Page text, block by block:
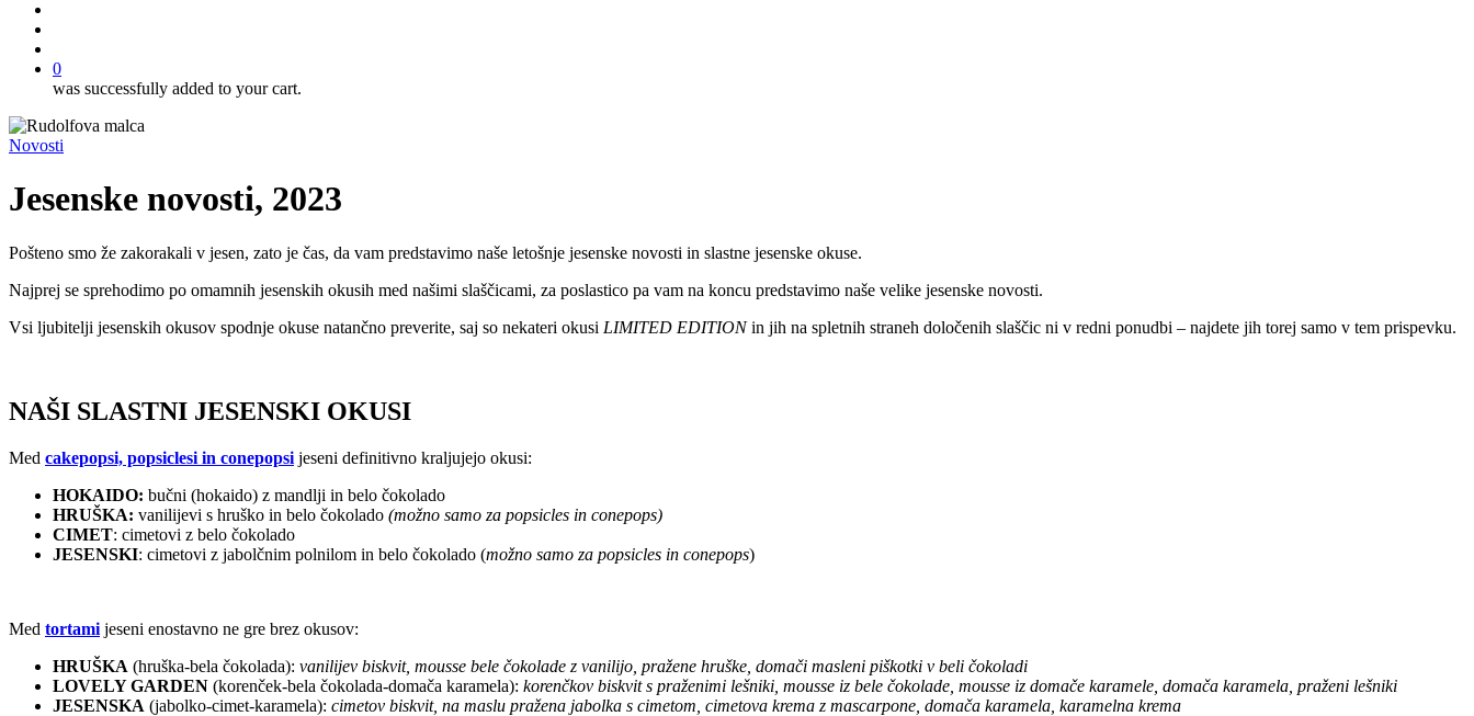
0
was successfully added to your cart.
Novosti
Jesenske novosti, 2023
Pošteno smo že zakorakali v jesen, zato je čas, da vam predstavimo naše letošnje jesenske novosti in slastne jesenske okuse.
Najprej se sprehodimo po omamnih jesenskih okusih med našimi slaščicami, za poslastico pa vam na koncu predstavimo naše velike jesenske novosti.
Vsi ljubitelji jesenskih okusov spodnje okuse natančno preverite, saj so nekateri okusi LIMITED EDITIONin jih na spletnih straneh določenih slaščic ni v redni ponudbi – najdete jih torej samo v tem prispevku.
NAŠI SLASTNI JESENSKI OKUSI
Med cakepopsi, popsiclesi in conepopsi jeseni definitivno kraljujejo okusi:
HOKAIDO: bučni (hokaido) z mandlji in belo čokolado
HRUŠKA: vanilijevi s hruško in belo čokolado (možno samo za popsicles in conepops)
CIMET: cimetovi z belo čokolado
JESENSKI: cimetovi z jabolčnim polnilom in belo čokolado (možno samo za popsicles in conepops)
Med tortami jeseni enostavno ne gre brez okusov:
HRUŠKA (hruška-bela čokolada): vanilijev biskvit, mousse bele čokolade z vanilijo, pražene hruške, domači masleni piškotki v beli čokoladi
LOVELY GARDEN (korenček-bela čokolada-domača karamela): korenčkov biskvit s praženimi lešniki, mousse iz bele čokolade, mousse iz domače karamele, domača karamela, praženi lešniki
JESENSKA (jabolko-cimet-karamela): cimetov biskvit, na maslu pražena jabolka s cimetom, cimetova krema z mascarpone, domača karamela, karamelna krema